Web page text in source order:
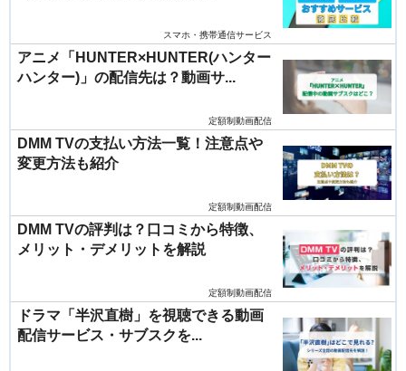
スマホ・携帯通信サービス
アニメ「HUNTER×HUNTER(ハンター
ハンター)」の配信先は？動画サ...
定額制動画配信
DMM TVの支払い方法一覧！注意点や
変更方法も紹介
定額制動画配信
DMM TVの評判は？口コミから特徴、
メリット・デメリットを解説
定額制動画配信
ドラマ「半沢直樹」を視聴できる動画
配信サービス・サブスクを...